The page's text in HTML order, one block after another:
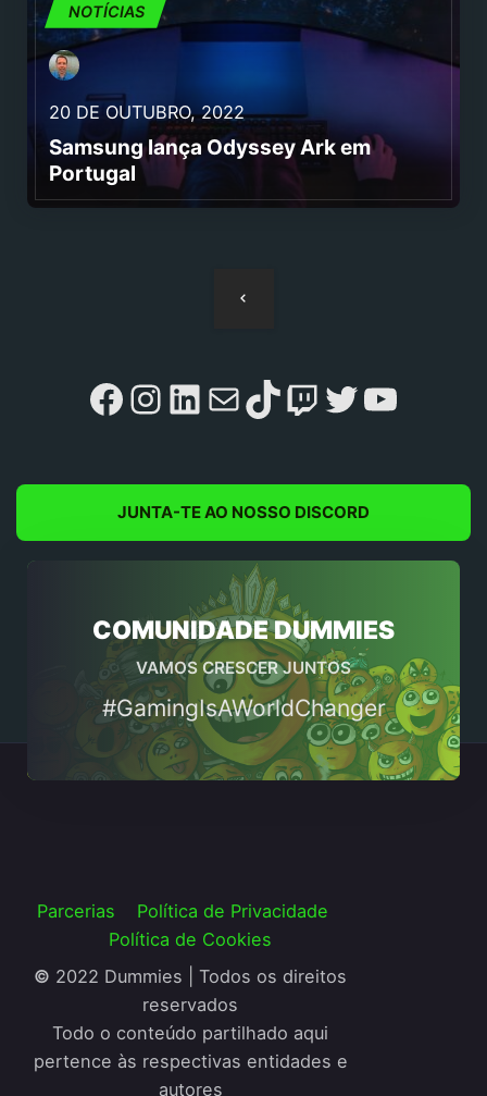
NOTÍCIAS
20 DE OUTUBRO, 2022
Samsung lança Odyssey Ark em
Portugal
Facebook
Instagram
LinkedIn
MailTikTok
Twitch
Twitter
JUNTA-TE AO NOSSO DISCORD
COMUNIDADE DUMMIES
VAMOS CRESCER JUNTOS
#GamingIsAWorldChanger
Parcerias
Política de Privacidade
Política de Cookies
© 2022 Dummies | Todos os direitos
reservados
Todo o conteúdo partilhado aqui
pertence às respectivas entidades e
autores